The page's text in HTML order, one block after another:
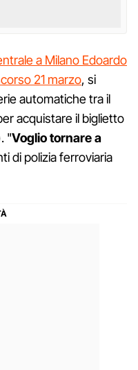
a Milano Edoardo
21 marzo, si
automatiche tra il
acquistare il biglietto
"Voglio tornare a
di polizia ferroviaria